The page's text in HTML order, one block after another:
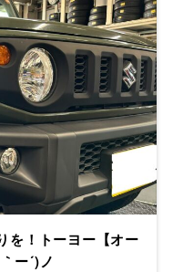
を！トーヨー【オー
ー´)ノ